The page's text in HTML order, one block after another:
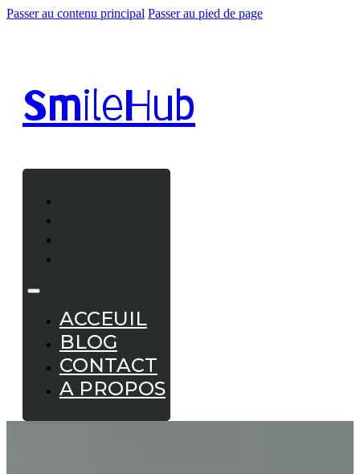
Passer au contenu principal Passer au pied de page
SmileHub
ACCEUIL
BLOG
CONTACT
A PROPOS